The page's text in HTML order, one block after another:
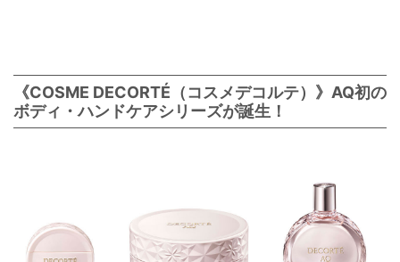
《COSME DECORTÉ（コスメデコルテ）》AQ初の
ボディ・ハンドケアシリーズが誕生！